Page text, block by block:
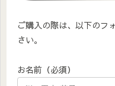
ご購入の際は、以下のフ
さい。
お名前（必須）